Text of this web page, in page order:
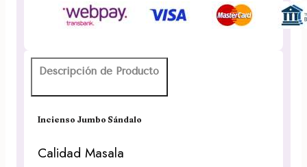
Descripción de Producto
Incienso Jumbo Sándalo
Calidad Masala